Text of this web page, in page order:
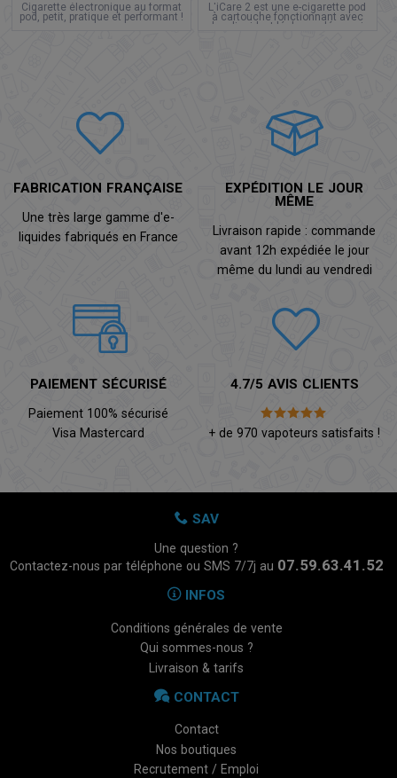
Cigarette électronique au format
pod, petit, pratique et performant !
L'iCare 2 est une e-cigarette pod
à cartouche fonctionnant avec
du e-liquide. Idéal pour découvrir
FABRICATION FRANÇAISE
Une très large gamme d'e-
liquides fabriqués en France
EXPÉDITION LE JOUR
MÊME
Livraison rapide : commande
avant 12h expédiée le jour
même du lundi au vendredi
PAIEMENT SÉCURISÉ
Paiement 100% sécurisé
Visa Mastercard
4.7/5 AVIS CLIENTS
+ de 970 vapoteurs satisfaits !
SAV
Une question ?
Contactez-nous par téléphone ou SMS 7/7j au 07.59.63.41.52
INFOS
Conditions générales de vente
Qui sommes-nous ?
Livraison & tarifs
CONTACT
Contact
Nos boutiques
Recrutement / Emploi